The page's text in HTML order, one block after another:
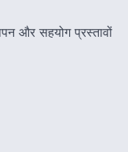
और सहयोग प्रस्तावों